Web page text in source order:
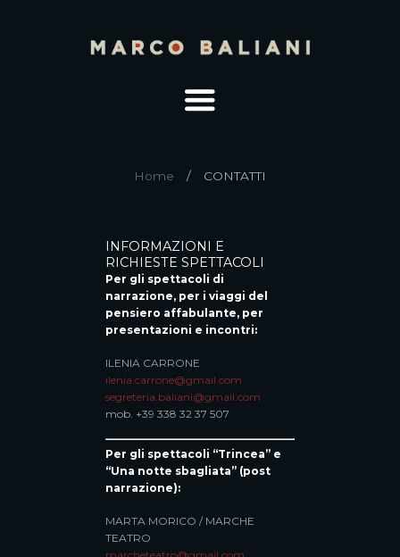
Home CONTATTI
INFORMAZIONI E
RICHIESTE SPETTACOLI
Per gli spettacoli di
narrazione, per i viaggi del
pensiero affabulante, per
presentazioni e incontri:
ILENIA CARRONE
ilenia.carrone@gmail.com
segreteria.baliani@gmail.com
mob. +39 338 32 37 507
Per gli spettacoli “Trincea” e
“Una notte sbagliata” (post
narrazione):
MARTA MORICO / MARCHE
TEATRO